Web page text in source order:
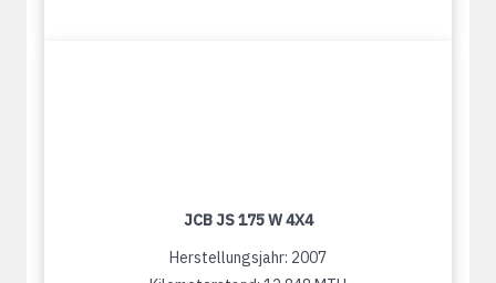
JCB JS 175 W 4X4
Herstellungsjahr: 2007